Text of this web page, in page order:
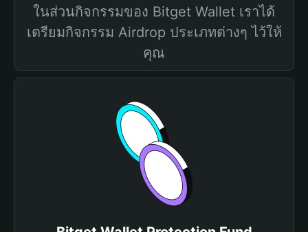
ในส่วนกิจกรรมของ Bitget Wallet เราได้
เตรียมกิจกรรม Airdrop ประเภทต่างๆ ไว้ให้
คุณ